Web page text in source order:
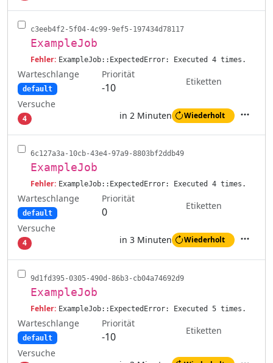
c3eeb4f2-5f04-4c99-9ef5-197434d78117
ExampleJob
Fehler: ExampleJob::ExpectedError: Executed 4 times.
Warteschlange
default
Priorität
-10
Etiketten
Versuche
4 in 2 Minuten Wiederholt
6c127a3a-10cb-43e4-97a9-8803bf2ddb49
ExampleJob
Fehler: ExampleJob::ExpectedError: Executed 4 times.
Warteschlange
default
Priorität
0
Etiketten
Versuche
4 in 3 Minuten Wiederholt
9d1fd395-0305-490d-86b3-cb04a74692d9
ExampleJob
Fehler: ExampleJob::ExpectedError: Executed 5 times.
Warteschlange
default
Priorität
-10
Etiketten
Versuche